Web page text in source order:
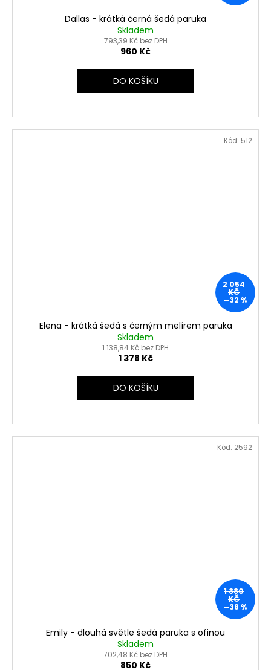
Dallas - krátká černá šedá paruka
Skladem
793,39 Kč bez DPH
960 Kč
DO KOŠÍKU
2 054
KČ
–32 %
Elena - krátká šedá s černým melírem paruka
Skladem
1 138,84 Kč bez DPH
1 378 Kč
DO KOŠÍKU
Kód: 512
1 380
KČ
–38 %
Emily - dlouhá světle šedá paruka s ofinou
Skladem
702,48 Kč bez DPH
850 Kč
Kód: 2592